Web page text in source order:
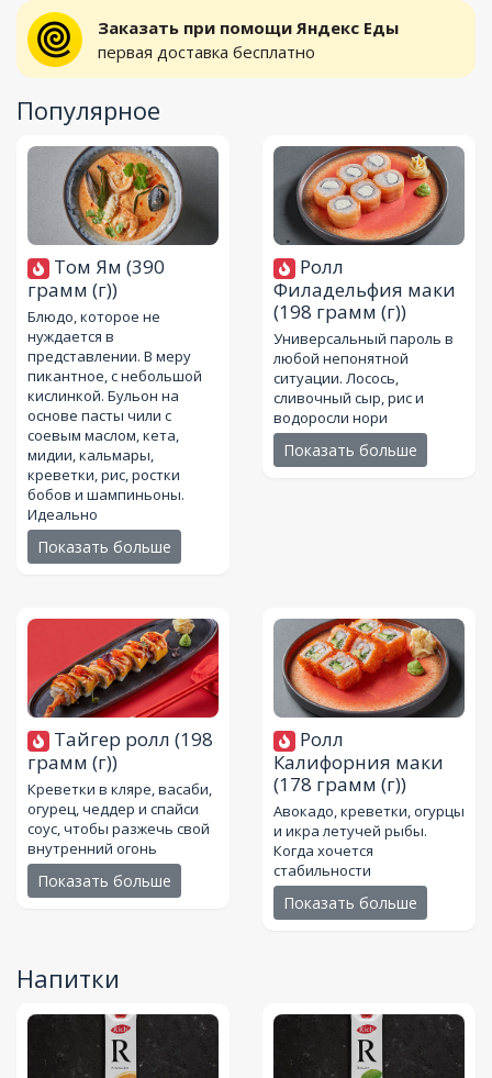
Заказать при помощи Яндекс Еды
первая доставка бесплатно
Популярное
Том Ям(390
грамм (г))
Блюдо, которое не
нуждается в
представлении. В меру
пикантное, с небольшой
кислинкой. Бульон на
основе пасты чили с
соевым маслом, кета,
мидии, кальмары,
креветки, рис, ростки
бобов и шампиньоны.
Идеально
Показать больше
Ролл
Филадельфия маки
(198 грамм (г))
Универсальный пароль в
любой непонятной
ситуации. Лосось,
сливочный сыр, рис и
водоросли нори
Показать больше
Тайгер ролл(198
грамм (г))
Креветки в кляре, васаби,
огурец, чеддер и спайси
соус, чтобы разжечь свой
внутренний огонь
Показать больше
Ролл
Калифорния маки
(178 грамм (г))
Авокадо, креветки, огурцы
и икра летучей рыбы.
Когда хочется
стабильности
Показать больше
Напитки